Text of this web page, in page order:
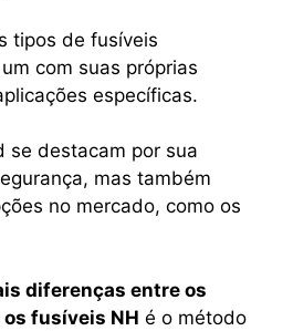
tipos de fusíveis
com suas próprias
específicas.
se destacam por sua
mas também
no mercado, como os
diferenças entre os
fusíveis NH é o método